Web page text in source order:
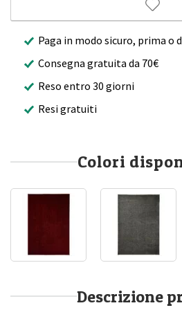
Paga in modo sicuro, prima o
Consegna gratuita da 70€
Reso entro 30 giorni
Resi gratuiti
Colori
Descrizione